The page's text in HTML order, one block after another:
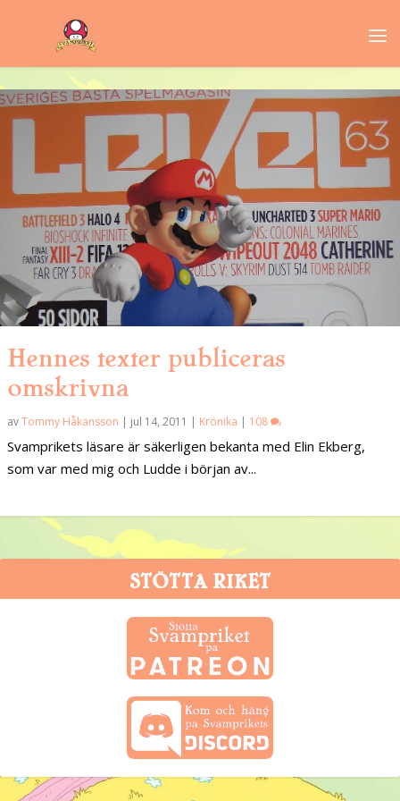
Hennes texter publiceras
omskrivna
avTommy Håkansson | jul 14, 2011 | Krönika | 108
Svamprikets läsare är säkerligen bekanta med Elin Ekberg,
som var med mig och Ludde i början av...
STÖTTA RIKET